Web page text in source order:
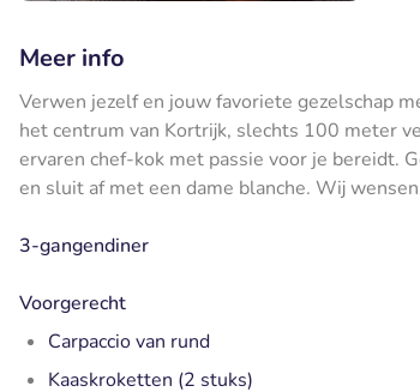
Meer info
Verwen jezelf en jouw favoriete gezelschap
het centrum van Kortrijk, slechts 100 meter
ervaren chef-kok met passie voor je bereidt.
en sluit af met een dame blanche. Wij
3-gangendiner
Voorgerecht
Carpaccio van rund
Kaaskroketten (2 stuks)